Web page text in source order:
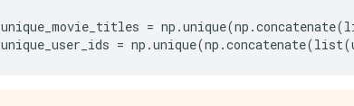
unique_movie_titles = np .unique(np .concatenate(
unique_user_ids = np .unique(np .concatenate(list(